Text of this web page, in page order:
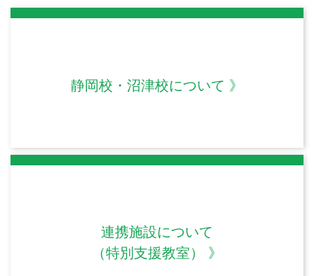
静岡校・沼津校について
連携施設について
（特別支援教室）